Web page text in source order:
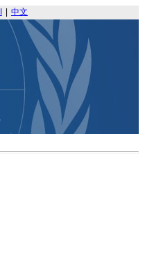
中文